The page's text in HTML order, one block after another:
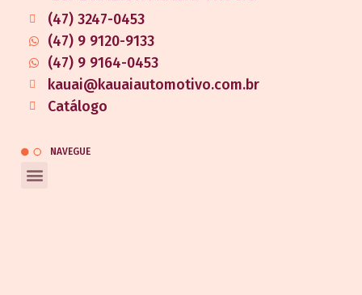
(47) 3247-0453
(47) 9 9120-9133
(47) 9 9164-0453
kauai@kauaiautomotivo.com.br
Catálogo
NAVEGUE